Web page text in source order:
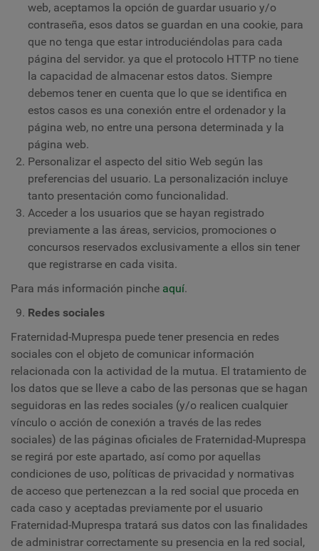
web, aceptamos la opción de guardar usuario y/o
contraseña, esos datos se guardan en una cookie, para
que no tenga que estar introduciéndolas para cada
página del servidor. ya que el protocolo HTTP no tiene
la capacidad de almacenar estos datos. Siempre
debemos tener en cuenta que lo que se identifica en
estos casos es una conexión entre el ordenador y la
página web, no entre una persona determinada y la
página web.
Personalizar el aspecto del sitio Web según las
preferencias del usuario. La personalización incluye
tanto presentación como funcionalidad.
Acceder a los usuarios que se hayan registrado
previamente a las áreas, servicios, promociones o
concursos reservados exclusivamente a ellos sin tener
que registrarse en cada visita.
Para más información pinche aquí.
Redes sociales
Fraternidad-Muprespa puede tener presencia en redes
sociales con el objeto de comunicar información
relacionada con la actividad de la mutua. El tratamiento de
los datos que se lleve a cabo de las personas que se hagan
seguidoras en las redes sociales (y/o realicen cualquier
vínculo o acción de conexión a través de las redes
sociales) de las páginas oficiales de Fraternidad-Muprespa
se regirá por este apartado, así como por aquellas
condiciones de uso, políticas de privacidad y normativas
de acceso que pertenezcan a la red social que proceda en
cada caso y aceptadas previamente por el usuario
Fraternidad-Muprespa tratará sus datos con las finalidades
de administrar correctamente su presencia en la red social,